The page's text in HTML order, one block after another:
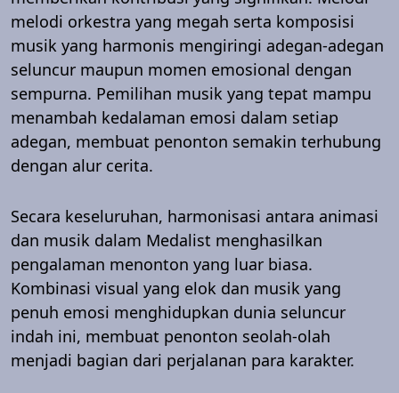
melodi orkestra yang megah serta komposisi
musik yang harmonis mengiringi adegan-adegan
seluncur maupun momen emosional dengan
sempurna. Pemilihan musik yang tepat mampu
menambah kedalaman emosi dalam setiap
adegan, membuat penonton semakin terhubung
dengan alur cerita.
Secara keseluruhan, harmonisasi antara animasi
dan musik dalam Medalist menghasilkan
pengalaman menonton yang luar biasa.
Kombinasi visual yang elok dan musik yang
penuh emosi menghidupkan dunia seluncur
indah ini, membuat penonton seolah-olah
menjadi bagian dari perjalanan para karakter.